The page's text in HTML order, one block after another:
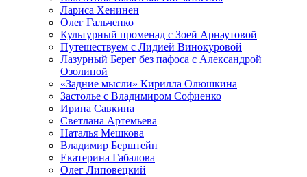
Лариса Хенинен
Олег Гальченко
Культурный променад с Зоей Арнаутовой
Путешествуем с Лидией Винокуровой
Лазурный Берег без пафоса с Александрой
Озолиной
«Задние мысли» Кирилла Олюшкина
Застолье с Владимиром Софиенко
Ирина Савкина
Светлана Артемьева
Наталья Мешкова
Владимир Берштейн
Екатерина Габалова
Олег Липовецкий